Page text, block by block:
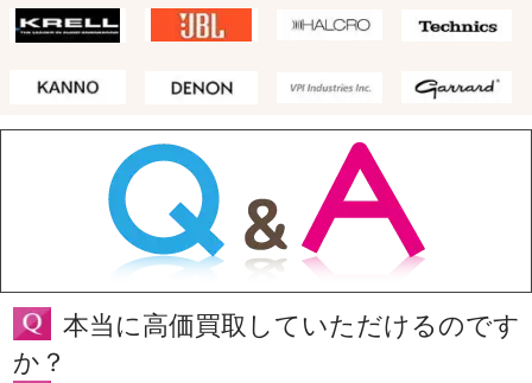
本当に高価買取していただけるのです
か？